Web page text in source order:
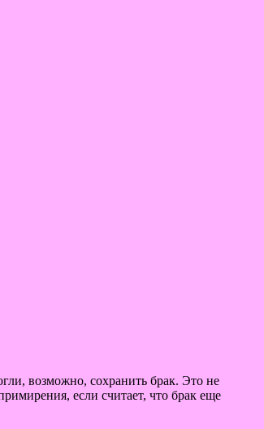
возможно, сохранить брак. Это не
если считает, что брак еще